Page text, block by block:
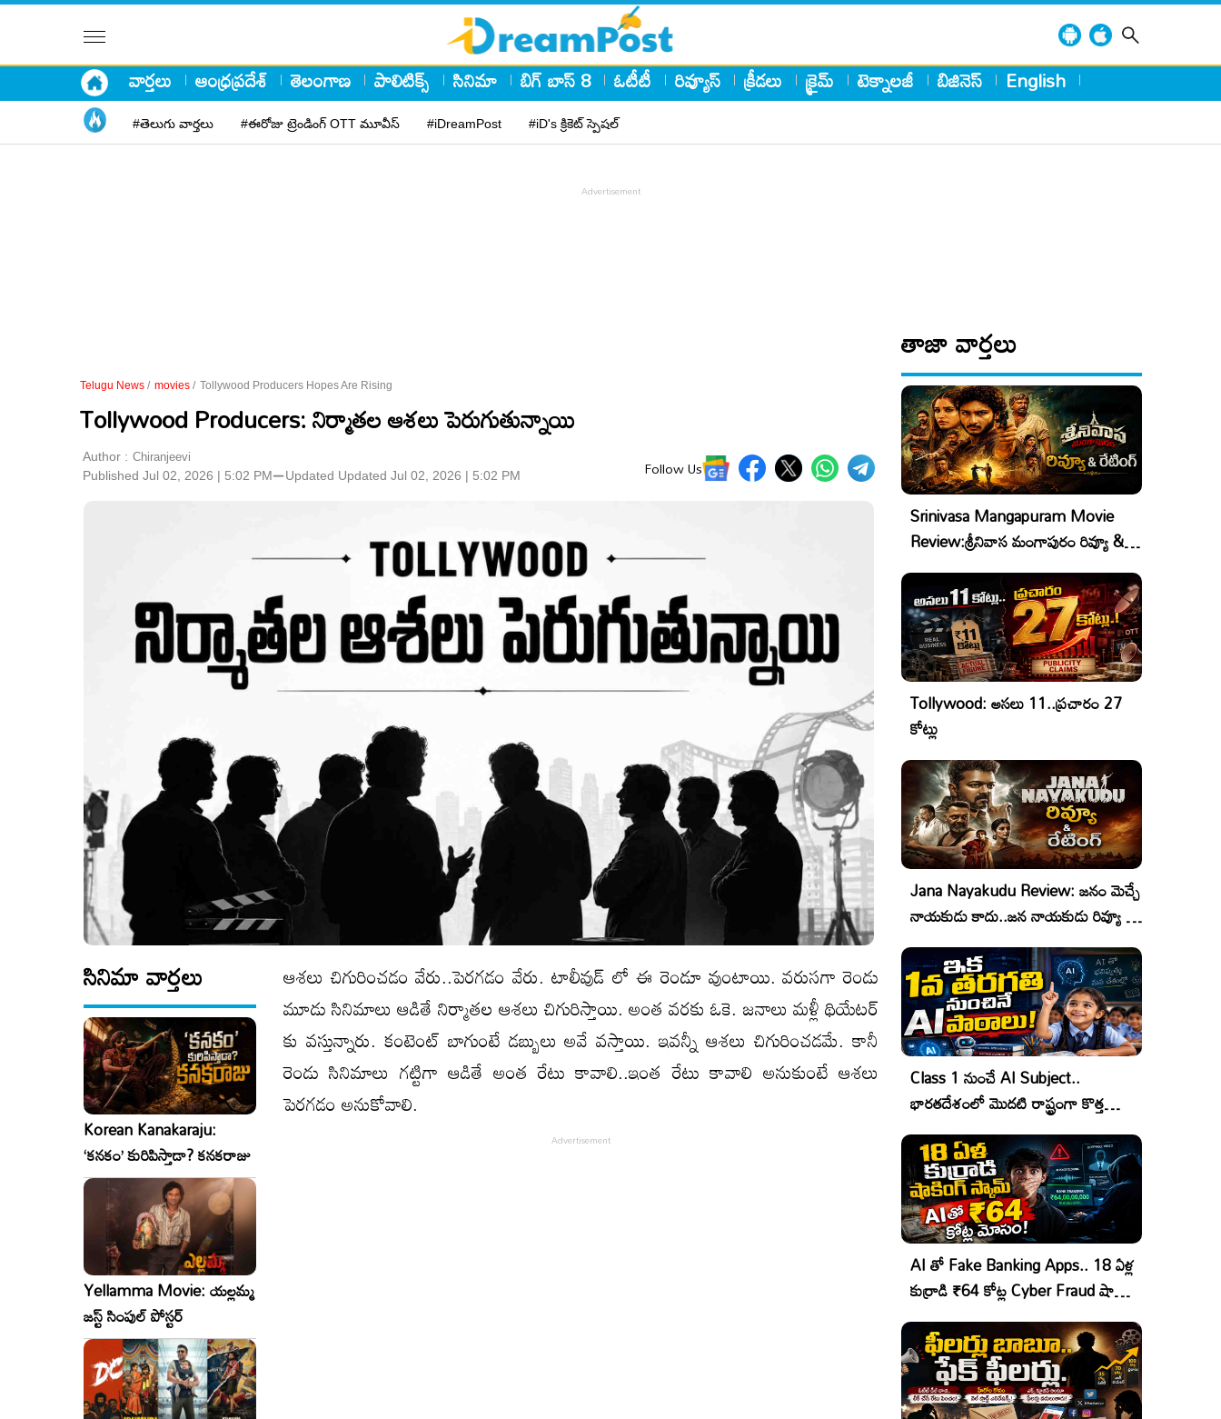
వార్తలు ఆంధ్రప్రదేశ్ తెలంగాణ పాలిటిక్స్ సినిమా బిగ్ బాస్ 8 ఓటీటీ రివ్యూస్ క్రీడలు క్రైమ్ టెక్నాలజీ బిజినెస్ English
#తెలుగు వార్తలు #ఈరోజు ట్రెండింగ్ OTT మూవీస్ #iDreamPost #iD's క్రికెట్ స్పెషల్
Telugu News / movies / Tollywood Producers Hopes Are Rising
Tollywood Producers: నిర్మాతల ఆశలు పెరుగుతున్నాయి
Author : Chiranjeevi
Published Jul 02, 2026 | 5:02 PM⚊Updated Updated Jul 02, 2026 | 5:02 PM Follow Us
సినిమా వార్తలు
Korean Kanakaraju:
‘కనకం’ కురిపిస్తాడా? కనకరాజు
Yellamma Movie: యల్లమ్మ
జస్ట్ సింపుల్ పోస్టర్
ఆశలు చిగురించడం వేరు..పెరగడం వేరు. టాలీవుడ్ లో ఈ రెండూ వుంటాయి. వరుసగా రెండు
మూడు సినిమాలు ఆడితే నిర్మాతల ఆశలు చిగురిస్తాయి. అంత వరకు ఓకె. జనాలు మళ్లీ థియేటర్
కు వస్తున్నారు. కంటెంట్ బాగుంటే డబ్బులు అవే వస్తాయి. ఇవన్నీ ఆశలు చిగురించడమే. కానీ
రెండు సినిమాలు గట్టిగా ఆడితే అంత రేటు కావాలి..ఇంత రేటు కావాలి అనుకుంటే ఆశలు
పెరగడం అనుకోవాలి.
తాజా వార్తలు
Srinivasa Mangapuram Movie
Review:శ్రీనివాస మంగాపురం రివ్యూ &
రేటింగ్
Tollywood: అసలు 11..ప్రచారం 27
కోట్లు
Jana Nayakudu Review: జనం మెచ్చే
నాయకుడు కాదు..జన నాయకుడు రివ్యూ &
రేటింగ్!
Class 1 నుంచే AI Subject..
భారతదేశంలో మొదటి రాష్ట్రంగా కొత్త
చరిత్ర!
AI తో Fake Banking Apps.. 18 ఏళ్ల
కుర్రాడి ₹64 కోట్ల Cyber Fraud షాకింగ్
ఆపరేషన్!